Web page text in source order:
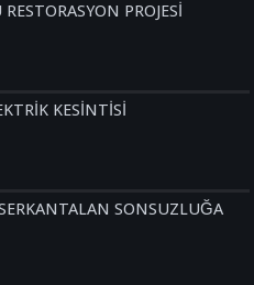
PROJESİ
KESİNTİSİ
SONSUZLUĞA